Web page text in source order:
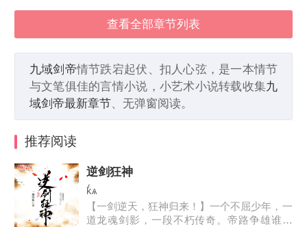
查看全部章节列表
九域剑帝情节跌宕起伏、扣人心弦，是一本情节
与文笔俱佳的言情小说，小艺术小说转载收集九
域剑帝最新章节、无弹窗阅读。
推荐阅读
逆剑狂神
kͬѧ
【一剑逆天，狂神归来！】一个不屈少年，一
道龙魂剑影，一段不朽传奇。帝路争雄谁为